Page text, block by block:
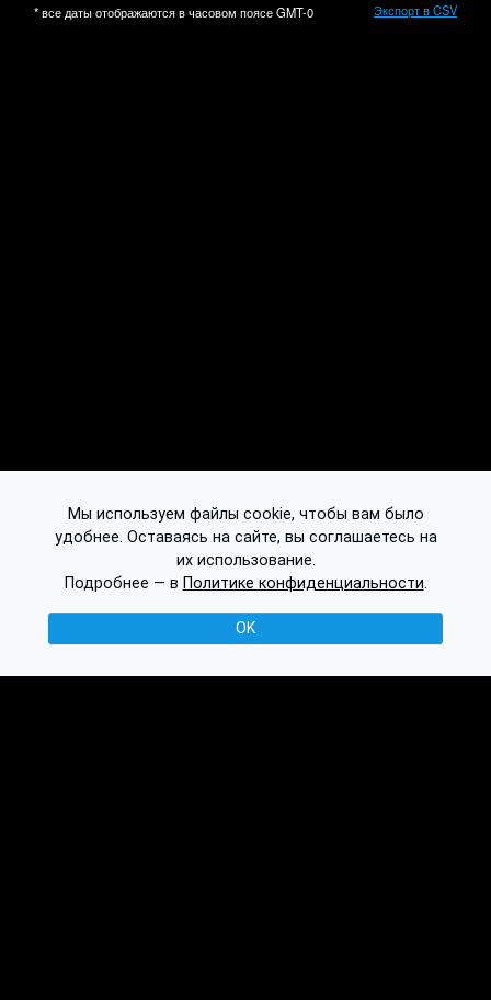
* все даты отображаются в часовом поясеGMT-0 Экспорт в CSV
Мы используем файлы cookie, чтобы вам было
удобнее. Оставаясь на сайте, вы соглашаетесь на
их использование.
Подробнее — в Политике конфиденциальности.
OK